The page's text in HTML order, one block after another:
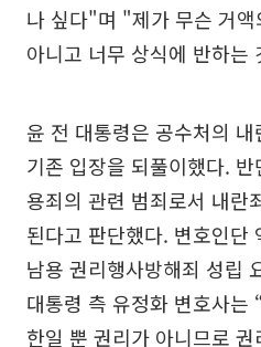
나 싶다"며 "제가 무슨 거
아니고 너무 상식에 반하는
윤 전 대통령은 공수처의
기존 입장을 되풀이했다.
용죄의 관련 범죄로서 내란
된다고 판단했다. 변호인단
남용 권리행사방해죄 성립
대통령 측 유정화 변호사는
한일 뿐 권리가 아니므로